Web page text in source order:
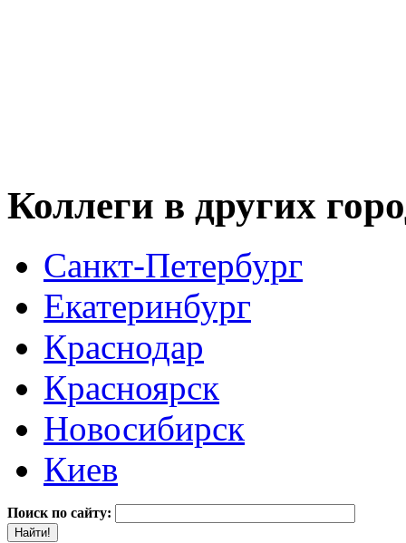
Коллеги в других
Санкт-Петербург
Екатеринбург
Краснодар
Красноярск
Новосибирск
Киев
Поиск по сайту: